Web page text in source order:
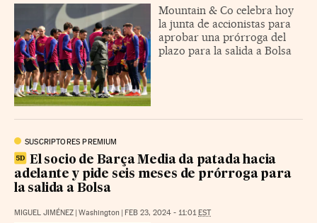
Mountain & Co celebra hoy
la junta de accionistas para
aprobar una prórroga del
plazo para la salida a Bolsa
SUSCRIPTORES PREMIUM
El socio de Barça Media da patada hacia
adelante y pide seis meses de prórroga para
la salida a Bolsa
MIGUEL JIMÉNEZ Washington FEB 23, 2024 - 11:01 EST